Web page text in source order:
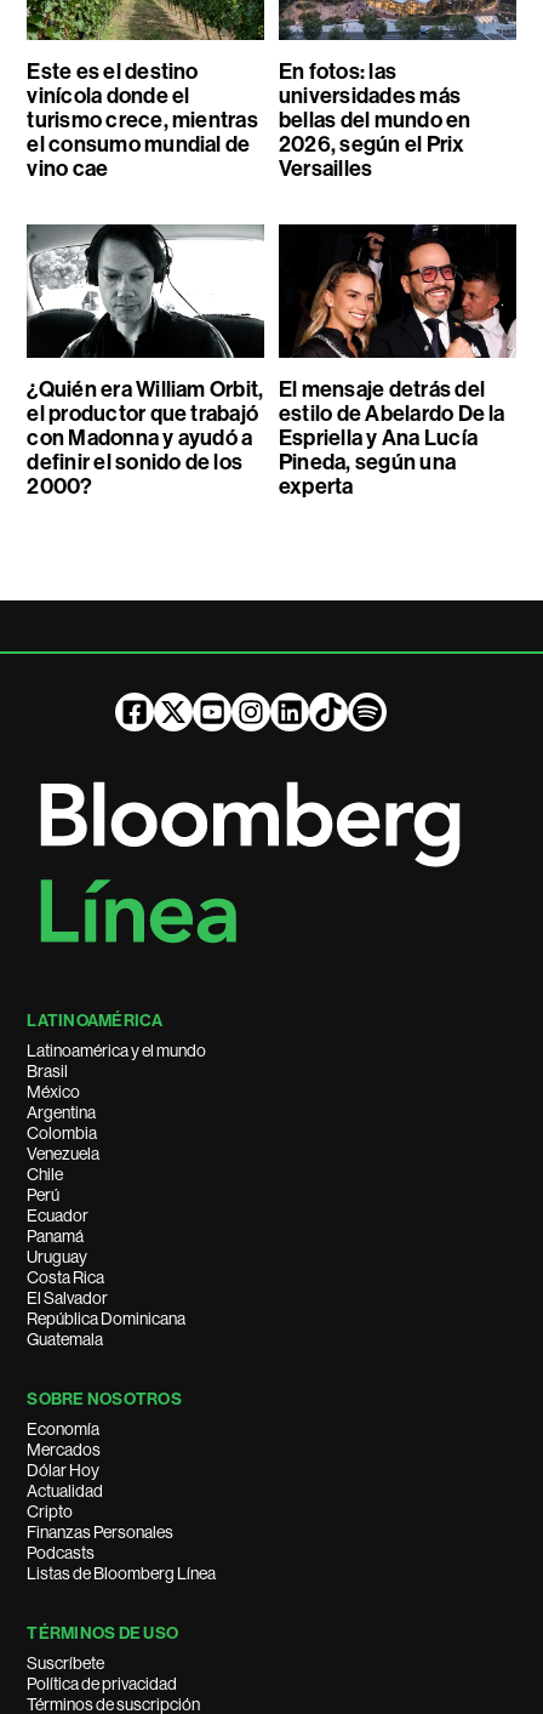
Este es el destino
vinícola donde el
turismo crece, mientras
el consumo mundial de
vino cae
En fotos: las
universidades más
bellas del mundo en
2026, según el Prix
Versailles
¿Quién era William Orbit,
el productor que trabajó
con Madonna y ayudó a
definir el sonido de los
2000?
El mensaje detrás del
estilo de Abelardo De la
Espriella y Ana Lucía
Pineda, según una
experta
LATINOAMÉRICA
Latinoamérica y el mundo
Brasil
México
Argentina
Colombia
Venezuela
Chile
Perú
Ecuador
Panamá
Uruguay
Costa Rica
El Salvador
República Dominicana
Guatemala
SOBRE NOSOTROS
Economía
Mercados
Dólar Hoy
Actualidad
Cripto
Finanzas Personales
Podcasts
Listas de Bloomberg Línea
TÉRMINOS DE USO
Suscríbete
Política de privacidad
Términos de suscripción